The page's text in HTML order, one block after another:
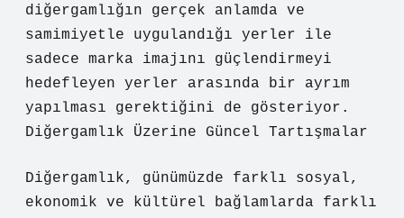
diğergamlığın gerçek anlamda ve
samimiyetle uygulandığı yerler ile
sadece marka imajını güçlendirmeyi
hedefleyen yerler arasında bir ayrım
yapılması gerektiğini de gösteriyor.
Diğergamlık Üzerine Güncel Tartışmalar
Diğergamlık, günümüzde farklı sosyal,
ekonomik ve kültürel bağlamlarda farklı